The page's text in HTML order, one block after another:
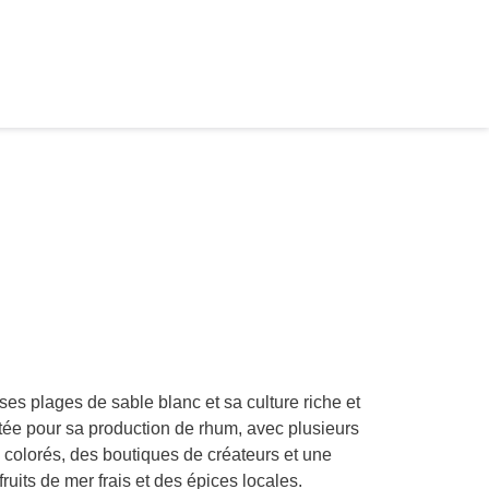
plages de sable blanc et sa culture riche et
pour sa production de rhum, avec plusieurs
des boutiques de créateurs et une
de mer frais et des épices locales.